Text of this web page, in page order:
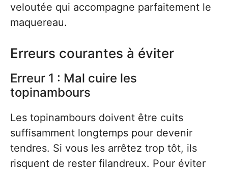
veloutée qui accompagne parfaitement le
maquereau.
Erreurs courantes à éviter
Erreur 1 : Mal cuire les
topinambours
Les topinambours doivent être cuits
suffisamment longtemps pour devenir
tendres. Si vous les arrêtez trop tôt, ils
risquent de rester filandreux. Pour éviter